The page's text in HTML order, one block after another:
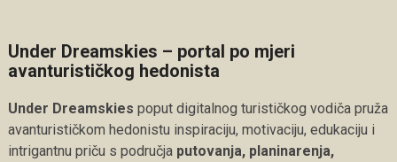
Under Dreamskies – portal po mjeri
avanturističkog hedonista
Under Dreamskies poput digitalnog turističkog vodiča pruža
avanturističkom hedonistu inspiraciju, motivaciju, edukaciju i
intrigantnu priču s područja putovanja, planinarenja,